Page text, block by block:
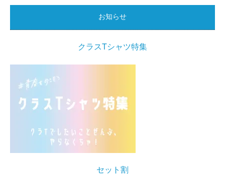
お知らせ
クラスTシャツ特集
セット割